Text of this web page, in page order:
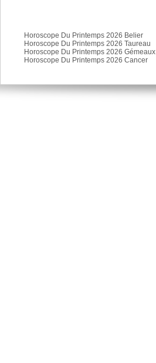
Horoscope Du Printemps 2026 Belier
Horoscope Du Printemps 2026 Taureau
Horoscope Du Printemps 2026 Gémeaux
Horoscope Du Printemps 2026 Cancer